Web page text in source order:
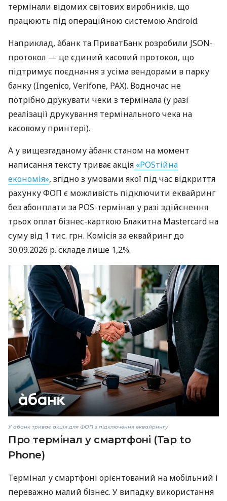
термінали відомих світових виробників, що
працюють під операційною системою Android.
Наприклад, àбанк та ПриватБанк розробили JSON-
протокол — це єдиний касовий протокол, що
підтримує поєднання з усіма вендорами в парку
банку (Ingenico, Verifone, PAX). Водночас не
потрібно друкувати чеки з термінала (у разі
реалізації друкування термінального чека на
касовому принтері).
А у вищезгаданому àбанк станом на момент
написання тексту триває акція «POSтійна
економія», згідно з умовами якої під час відкриття
рахунку ФОП є можливість підключити еквайринг
без абонплати за POS-термінал у разі здійснення
трьох оплат бізнес-карткою Блакитна Mastercard на
суму від 1 тис. грн. Комісія за еквайринг до
30.09.2026 р. складе лише 1,2%.
У àбанк триває акція для ФОП з підключення еквайрингу
Про термінал у смартфоні (Tap to
Phone)
Термінал у смартфоні орієнтований на мобільний і
переважно малий бізнес. У випадку використання